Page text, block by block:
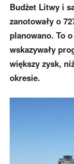
Budżet Litwy i
zanotowały o
planowano. To
wskazywały
większy zysk,
okresie.